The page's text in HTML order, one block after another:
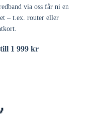
via oss får ni en
– t.ex. router eller
1 999 kr